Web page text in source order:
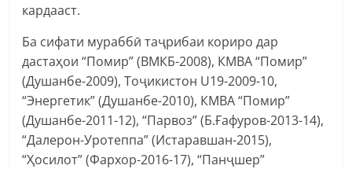
кардааст.
Ба сифати мураббӣ таҷрибаи кориро дар
дастаҳои “Помир” (ВМКБ-2008), КМВА “Помир”
(Душанбе-2009), Тоҷикистон U19-2009-10,
“Энергетик” (Душанбе-2010), КМВА “Помир”
(Душанбе-2011-12), “Парвоз” (Б.Ғафуров-2013-14),
“Далерон-Уротеппа” (Истаравшан-2015),
“Ҳосилот” (Фархор-2016-17), “Панҷшер”